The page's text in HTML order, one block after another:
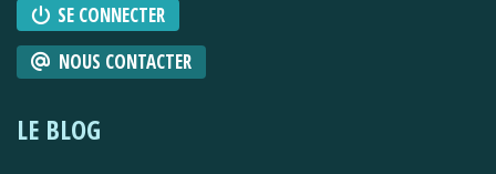
SE CONNECTER
NOUS CONTACTER
LE BLOG